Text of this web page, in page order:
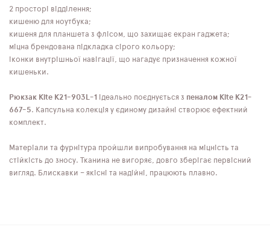
2 просторі відділення;
кишеню для ноутбука;
кишеня для планшета з флісом, що захищає екран гаджета;
міцна брендована підкладка сірого кольору;
іконки внутрішньої навігації, що нагадує призначення кожної
кишеньки.
Рюкзак Kite K21-903L-1 ідеально поєднується з пеналом Kite K21-
667-5. Капсульна колекція у єдиному дизайні створює ефектний
комплект.
Матеріали та фурнітура пройшли випробування на міцність та
стійкість до зносу. Тканина не вигоряє, довго зберігає первісний
вигляд. Блискавки – якісні та надійні, працюють плавно.